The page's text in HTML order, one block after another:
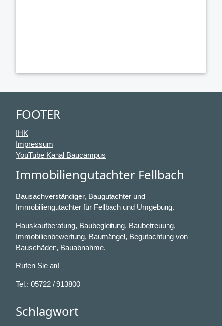
FOOTER
IHK
Impressum
YouTube Kanal Baucampus
Immobiliengutachter Fellbach
Bausachverständiger, Baugutachter und
Immobiliengutachter für Fellbach und Umgebung.
Hauskaufberatung, Baubegleitung, Baubetreuung,
Immobilienbewertung, Baumängel, Begutachtung von
Bauschäden, Bauabnahme.
Rufen Sie an!
Tel.: 05722 / 913800
Schlagwort